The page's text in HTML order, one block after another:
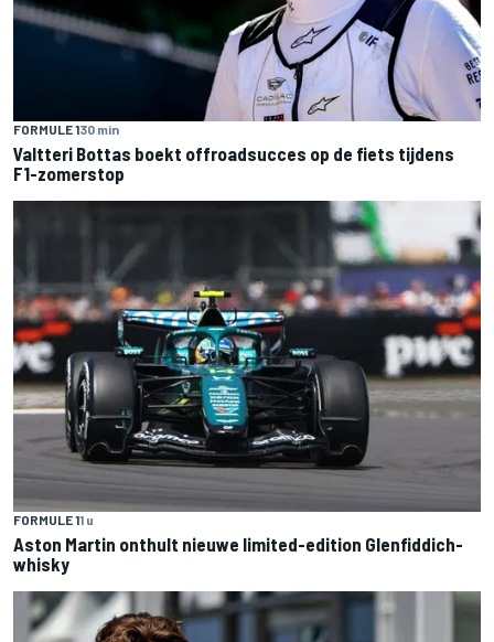
FORMULE 130 min
Valtteri Bottas boekt offroadsucces op de fiets tijdens
F1-zomerstop
FORMULE 11 u
Aston Martin onthult nieuwe limited-edition Glenfiddich-
whisky